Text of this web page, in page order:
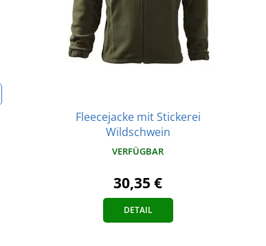
Fleecejacke mit Stickerei
Wildschwein
VERFÜGBAR
30,35 €
DETAIL